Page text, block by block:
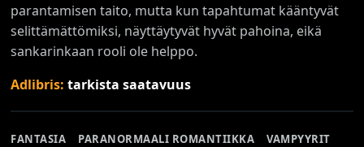
parantamisen taito, mutta kun tapahtumat kääntyvät
selittämättömiksi, näyttäytyvät hyvät pahoina, eikä
sankarinkaan rooli ole helppo.
Adlibris:tarkista saatavuus
FANTASIA PARANORMAALI ROMANTIIKKA VAMPYYRIT